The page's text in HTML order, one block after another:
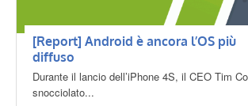
[Report] Android è ancora l’OS più
diffuso
Durante il lancio dell’iPhone 4S, il CEO Tim
snocciolato...